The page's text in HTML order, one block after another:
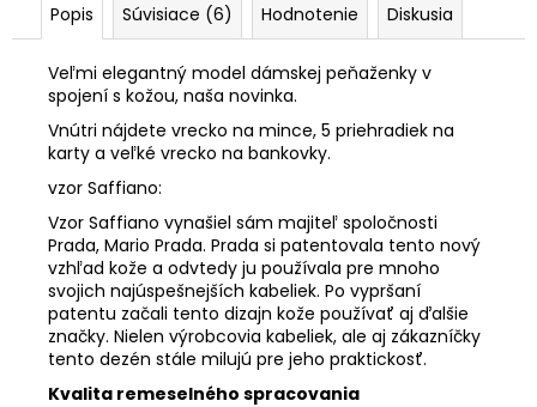
Popis Súvisiace (6) Hodnotenie Diskusia
Veľmi elegantný model dámskej peňaženky v
spojení s kožou, naša novinka.
Vnútri nájdete vrecko na mince, 5 priehradiek na
karty a veľké vrecko na bankovky.
vzor Saffiano:
Vzor Saffiano vynašiel sám majiteľ spoločnosti
Prada, Mario Prada. Prada si patentovala tento nový
vzhľad kože a odvtedy ju používala pre mnoho
svojich najúspešnejších kabeliek. Po vypršaní
patentu začali tento dizajn kože používať aj ďalšie
značky. Nielen výrobcovia kabeliek, ale aj zákazníčky
tento dezén stále milujú pre jeho praktickosť.
Kvalita remeselného spracovania